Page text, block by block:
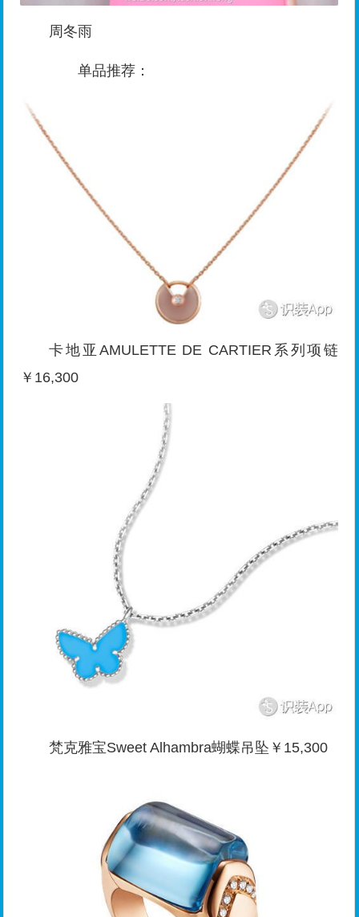
周冬雨
单品推荐：
卡地亚AMULETTE DE CARTIER系列项链
￥16,300
梵克雅宝Sweet Alhambra蝴蝶吊坠￥15,300